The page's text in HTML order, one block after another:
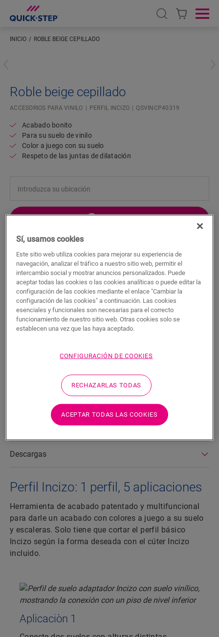
Open search
INICIO ROBLE BEIGE CEPILLADO
Roble beige cepillado
ACCESORIOS PARA VINILO PERFIL INCIZO QSVINCP40319
Acabado bonito
Para su suelo de vinilo
Color a juego con su suelo
Respeto de las juntas de dilatación
Características del producto
Este perfil único ofrece múltiples soluciones para rematar su
suelo, como la transición entre suelos o un remate en una
pared o ventana. Solo tiene que cortar el perfil Incizo según la
forma deseada con el cúter Incizo incluido. El perfil combina a
la perfección con el color de su suelo. Un paquete contiene un
perfil Incizo, un cúter Incizo y un riel de plástico. Para lograr
un acabado hermético en estancias húmedas, le sugerimos
unir dos suelos con la misma altura 3. añadir un acabado al
transición entre su suelo laminado y otros tipos de suelos 5.
rematar sus escaleras y peldaños
Descargas
Perfil Incizo: 1 perfil, 5 aplicaciones
Herramienta de acabado patentado y multifuncional
para darle un acabado con colores a juego a su suelo
y escaleras. Solo tiene que cortar el perfil básico
Incizo según la forma deseada con el cúter Incizo
incluido.
Aplicaciòn 1
Sí, usamos cookies
Este sitio web utiliza cookies para mejorar su experiencia de
navegación, analizar el tráfico a nuestro sitio web, permitir el
intercambio social y mostrar anuncios personalizados. Puede
aceptar todas las cookies o las cookies analíticas o puede editar la
configuración de las cookies mediante el enlace "Cambiar la
configuración de las cookies" a continuación. Las cookies
esenciales y funcionales son necesarias para el correcto
funcionamiento de nuestro sitio web. Otras cookies solo se
establecen una vez que las haya aceptado.
CONFIGURACIÓN DE COOKIES
RECHAZARLAS TODAS
ACEPTAR TODAS LAS COOKIES